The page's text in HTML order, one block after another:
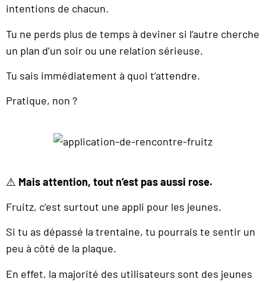
intentions de chacun.
Tu ne perds plus de temps à deviner si l’autre cherche
un plan d’un soir ou une relation sérieuse.
Tu sais immédiatement à quoi t’attendre.
Pratique, non ?
⚠️ Mais attention, tout n’est pas aussi rose.
Fruitz, c’est surtout une appli pour les jeunes.
Si tu as dépassé la trentaine, tu pourrais te sentir un
peu à côté de la plaque.
En effet, la majorité des utilisateurs sont des jeunes